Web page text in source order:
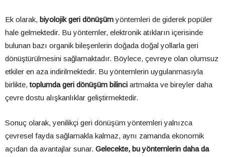
Ek olarak, biyolojik geri dönüşümyöntemleri de giderek popüler
hale gelmektedir. Bu yöntemler, elektronik atıkların içerisinde
bulunan bazı organik bileşenlerin doğada doğal yollarla geri
dönüştürülmesini sağlamaktadır. Böylece, çevreye olan olumsuz
etkiler en aza indirilmektedir. Bu yöntemlerin uygulanmasıyla
birlikte,toplumda geri dönüşüm bilinci artmakta ve bireyler daha
çevre dostu alışkanlıklar geliştirmektedir.
Sonuç olarak, yenilikçi geri dönüşüm yöntemleri yalnızca
çevresel fayda sağlamakla kalmaz, aynı zamanda ekonomik
açıdan da avantajlar sunar. Gelecekte, bu yöntemlerin daha da